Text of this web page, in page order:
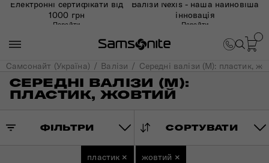
Електронні сертифікати від
1000 грн
Перейти
Валізи Nexis - наша найновіша
інновація
Перейти
Самсонайт (Україна) Валізи Середні валізи (M): пластик,
СЕРЕДНІ ВАЛІЗИ (M):
ПЛАСТИК, ЖОВТИЙ
ФІЛЬТРИ СОРТУВАТИ
пластик × жовтий ×